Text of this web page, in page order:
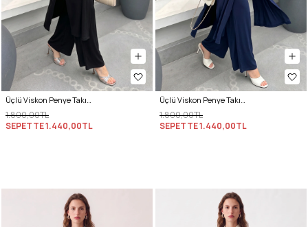
Üçlü Viskon Penye Takım 13205 - SİYAH
1.800,00TL
SEPETTE1.440,00TL
Üçlü Viskon Penye Takım 13205 - LACİVERT
1.800,00TL
SEPETTE1.440,00TL